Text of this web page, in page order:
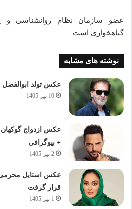
عضو سازمان نظام روانشناسی و
گیاهخواری است
نوشته های مشابه
عکس تولد ابوالفضل
10 تیر 1405
عکس ازدواج گوکهان
+ بیوگرافی
2 تیر 1405
عکس استایل محرمی
قرار گرفت
1 تیر 1405